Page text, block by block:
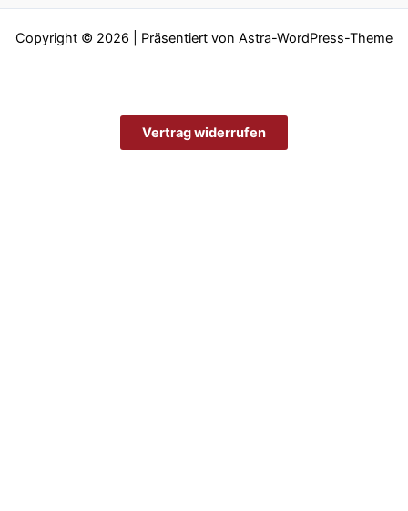
Copyright © 2026 | Präsentiert von Astra-WordPress-Theme
Vertrag widerrufen